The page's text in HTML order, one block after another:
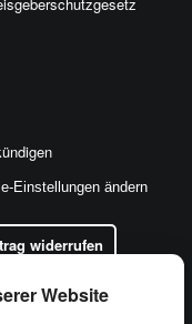
Website
Einstellungen ändern
widerrufen